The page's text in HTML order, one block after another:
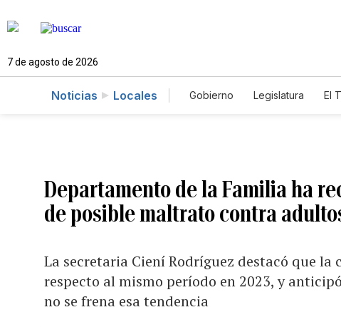
7 de agosto de 2026
Noticias Locales Gobierno Legislatura El
Departamento de la Familia ha
de posible maltrato contra
La secretaria Ciení Rodríguez destacó que
respecto al mismo período en 2023, y
no se frena esa tendencia